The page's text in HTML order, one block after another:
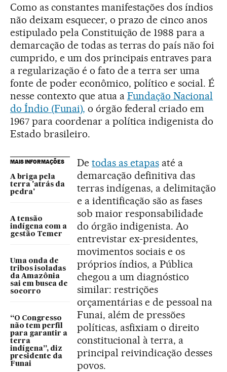
Como as constantes manifestações dos índios
não deixam esquecer, o prazo de cinco anos
estipulado pela Constituição de 1988 para a
demarcação de todas as terras do país não foi
cumprido, e um dos principais entraves para
a regularização é o fato de a terra ser uma
fonte de poder econômico, político e social. É
nesse contexto que atua a Fundação Nacional
do Índio (Funai), o órgão federal criado em
1967 para coordenar a política indigenista do
Estado brasileiro.
MAIS INFORMAÇÕES
A briga pela
terra 'atrás da
pedra'
A tensão
indígena com a
gestão Temer
Uma onda de
tribos isoladas
da Amazônia
sai em busca de
socorro
“O Congresso
não tem perfil
para garantir a
terra
indígena”, diz
presidente da
Funai
De todas as etapasaté a
demarcação definitiva das
terras indígenas, a delimitação
e a identificação são as fases
sob maior responsabilidade
do órgão indigenista. Ao
entrevistar ex-presidentes,
movimentos sociais e os
próprios índios, a Pública
chegou a um diagnóstico
similar: restrições
orçamentárias e de pessoal na
Funai, além de pressões
políticas, asfixiam o direito
constitucional à terra, a
principal reivindicação desses
povos.